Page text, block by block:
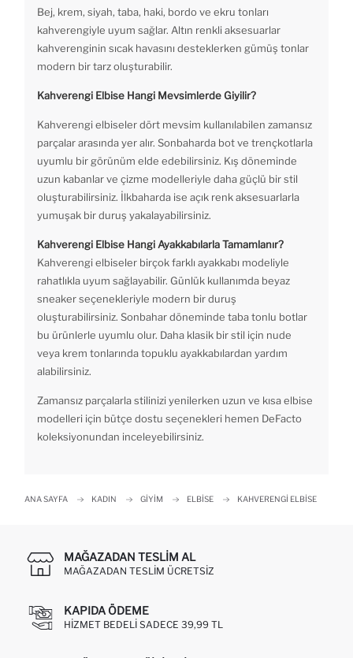
Bej, krem, siyah, taba, haki, bordo ve ekru tonları
kahverengiyle uyum sağlar. Altın renkli aksesuarlar
kahverenginin sıcak havasını desteklerken gümüş tonlar
modern bir tarz oluşturabilir.
Kahverengi Elbise Hangi Mevsimlerde Giyilir?
Kahverengi elbiseler dört mevsim kullanılabilen zamansız
parçalar arasında yer alır. Sonbaharda bot ve trençkotlarla
uyumlu bir görünüm elde edebilirsiniz. Kış döneminde
uzun kabanlar ve çizme modelleriyle daha güçlü bir stil
oluşturabilirsiniz. İlkbaharda ise açık renk aksesuarlarla
yumuşak bir duruş yakalayabilirsiniz.
Kahverengi Elbise Hangi Ayakkabılarla Tamamlanır?
Kahverengi elbiseler birçok farklı ayakkabı modeliyle
rahatlıkla uyum sağlayabilir. Günlük kullanımda beyaz
sneaker seçenekleriyle modern bir duruş
oluşturabilirsiniz. Sonbahar döneminde taba tonlu botlar
bu ürünlerle uyumlu olur. Daha klasik bir stil için nude
veya krem tonlarında topuklu ayakkabılardan yardım
alabilirsiniz.
Zamansız parçalarla stilinizi yenilerken uzun ve kısa elbise
modelleri için bütçe dostu seçenekleri hemen DeFacto
koleksiyonundan inceleyebilirsiniz.
ANA SAYFA KADIN GIYIM ELBISE KAHVERENGI ELBISE
MAĞAZADAN TESLIM AL
MAĞAZADAN TESLIM ÜCRETSIZ
KAPIDA ÖDEME
HIZMET BEDELI SADECE 39,99 TL